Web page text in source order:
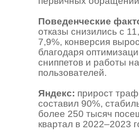
Поведенческие
отказы снизились с
7,9%, конверсия
благодаря
сниппетов и работы
пользователей.
Яндекс: прирост
составил 90%,
более 250 тысяч
квартал в 2022–2023